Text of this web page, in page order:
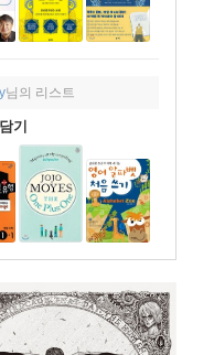
님의 리스트
기